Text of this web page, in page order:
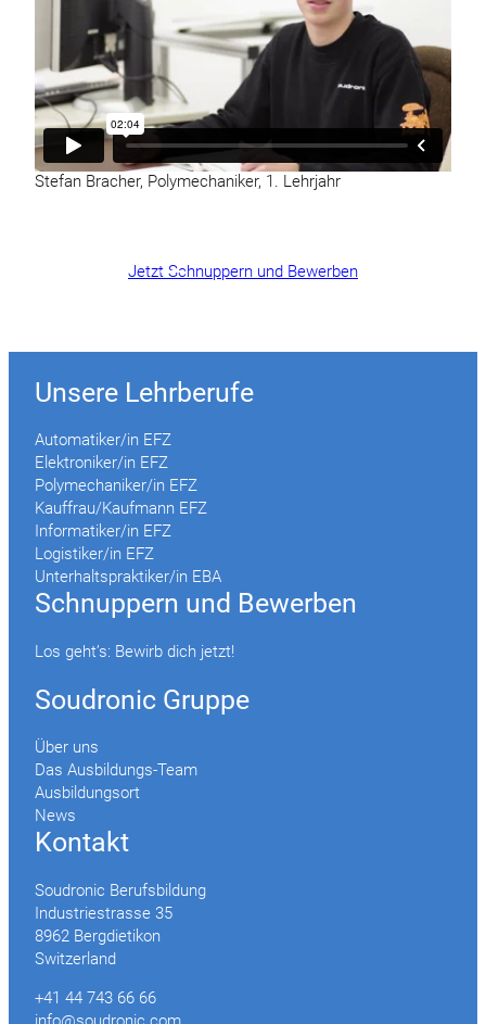
Stefan Bracher, Polymechaniker, 1. Lehrjahr
Jetzt Schnuppern und Bewerben
Unsere Lehrberufe
Automatiker/in EFZ
Elektroniker/in EFZ
Polymechaniker/in EFZ
Kauffrau/Kaufmann EFZ
Informatiker/in EFZ
Logistiker/in EFZ
Unterhaltspraktiker/in EBA
Schnuppern und Bewerben
Los geht’s: Bewirb dich jetzt!
Soudronic Gruppe
Über uns
Das Ausbildungs-Team
Ausbildungsort
News
Kontakt
Soudronic Berufsbildung
Industriestrasse 35
8962 Bergdietikon
Switzerland
+41 44 743 66 66